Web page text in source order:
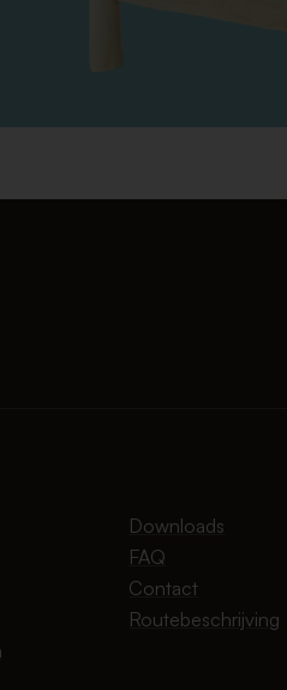
Downloads
FAQ
Contact
Routebeschrijving